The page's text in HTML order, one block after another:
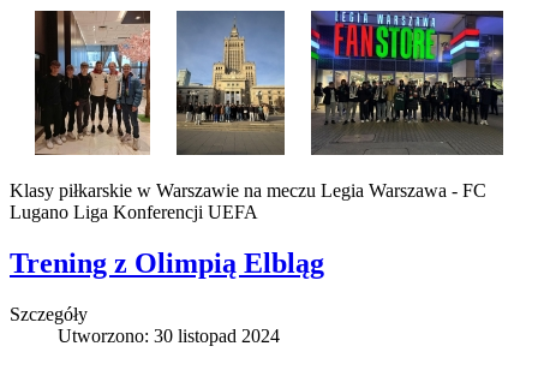
Klasy piłkarskie w Warszawie na meczu Legia Warszawa - FC
Lugano Liga Konferencji UEFA
Trening z Olimpią Elbląg
Szczegóły
Utworzono: 30 listopad 2024